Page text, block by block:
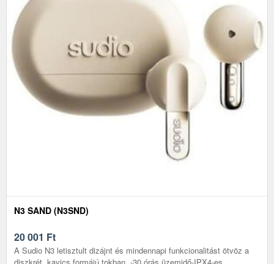
N3 SAND (N3SND)
20 001 Ft
A Sudio N3 letisztult dizájnt és mindennapi funkcionalitást ötvöz a